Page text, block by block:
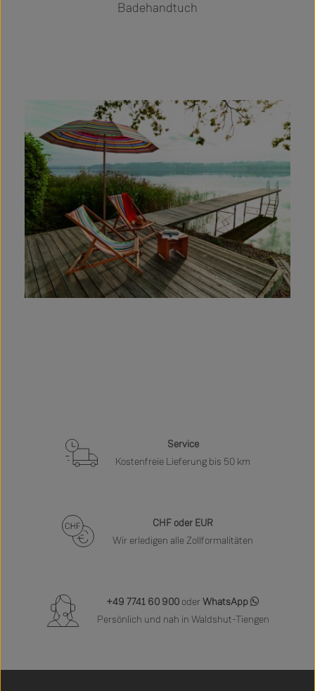
Badehandtuch
Service
Kostenfreie Lieferung bis 50 km
CHF oder EUR
Wir erledigen alle Zollformalitäten
+49 7741 60 900 oder WhatsApp
Persönlich und nah in Waldshut-Tiengen